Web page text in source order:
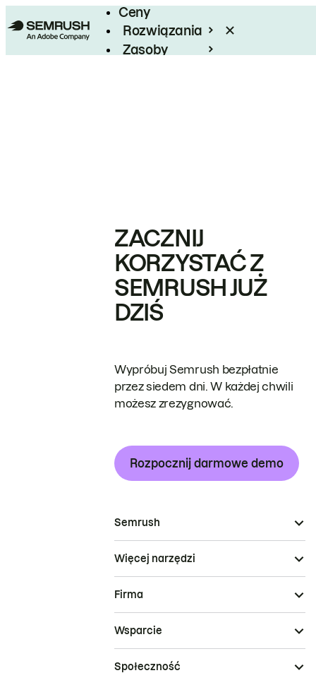
Ceny
Rozwiązania
Zasoby
ZACZNIJ
KORZYSTAĆ Z
SEMRUSH JUŻ
DZIŚ
Wypróbuj Semrush bezpłatnie
przez siedem dni. W każdej chwili
możesz zrezygnować.
Rozpocznij darmowe demo
Semrush
Więcej narzędzi
Firma
Wsparcie
Społeczność